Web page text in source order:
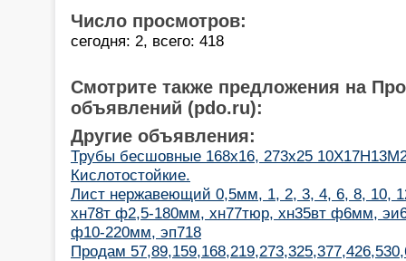
Число просмотров:
сегодня: 2, всего: 418
Смотрите также предложения на
объявлений (pdo.ru):
Другие объявления:
Трубы бесшовные 168х16, 273х25
Кислотостойкие.
Лист нержавеющий 0,5мм, 1, 2, 3, 4, 6, 8, 10,
хн78т ф2,5-180мм, хн77тюр, хн35вт ф6мм,
ф10-220мм, эп718
Продам